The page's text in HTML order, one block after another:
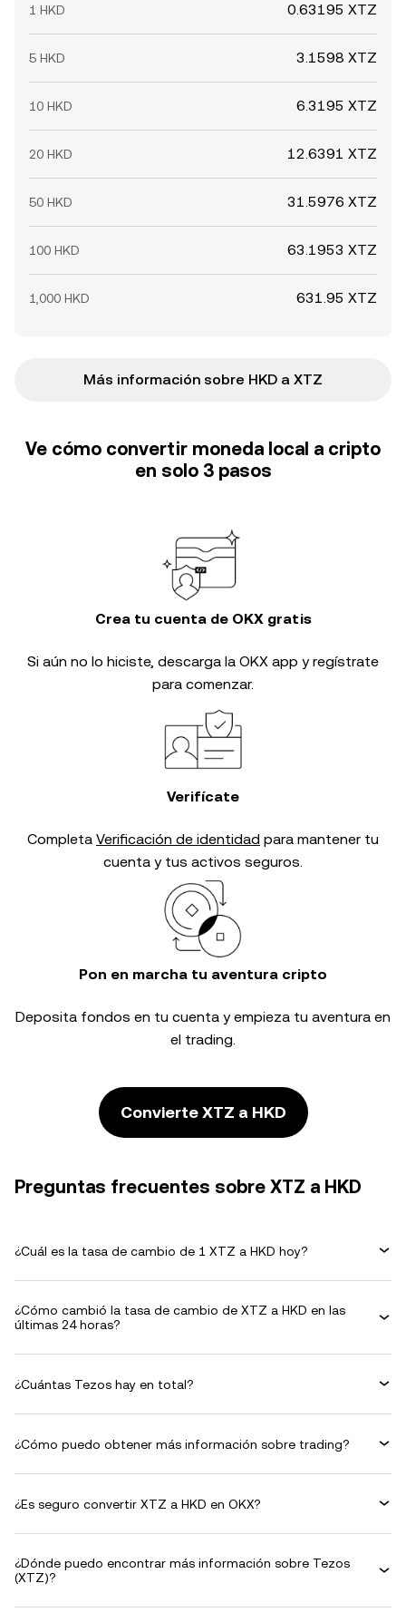
1 HKD 0.63195 XTZ
5 HKD 3.1598 XTZ
10 HKD 6.3195 XTZ
20 HKD 12.6391 XTZ
50 HKD 31.5976 XTZ
100 HKD 63.1953 XTZ
1,000 HKD 631.95 XTZ
Más información sobre HKD a XTZ
Ve cómo convertir moneda local a cripto
en solo 3 pasos
Crea tu cuenta de OKX gratis
Si aún no lo hiciste, descarga la OKX app y regístrate
para comenzar.
Verifícate
Completa Verificación de identidad para mantener tu
cuenta y tus activos seguros.
Pon en marcha tu aventura cripto
Deposita fondos en tu cuenta y empieza tu aventura en
el trading.
Convierte XTZ a HKD
Preguntas frecuentes sobre XTZ a HKD
¿Cuál es la tasa de cambio de 1 XTZ a HKD hoy?
¿Cómo cambió la tasa de cambio de XTZ a HKD en las
últimas 24 horas?
¿Cuántas Tezos hay en total?
¿Cómo puedo obtener más información sobre trading?
¿Es seguro convertir XTZ a HKD en OKX?
¿Dónde puedo encontrar más información sobre Tezos
(XTZ)?